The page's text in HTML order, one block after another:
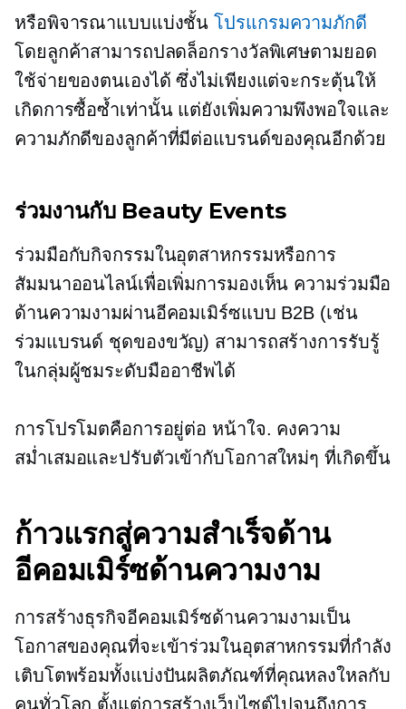
หรือพิจารณาแบบแบ่งชั้นโปรแกรมความภักดี
โดยลูกค้าสามารถปลดล็อกรางวัลพิเศษตามยอด
ใช้จ่ายของตนเองได้ ซึ่งไม่เพียงแต่จะกระตุ้นให้
เกิดการซื้อซ้ำเท่านั้น แต่ยังเพิ่มความพึงพอใจและ
ความภักดีของลูกค้าที่มีต่อแบรนด์ของคุณอีกด้วย
ร่วมงานกับ Beauty Events
ร่วมมือกับกิจกรรมในอุตสาหกรรมหรือการ
สัมมนาออนไลน์เพื่อเพิ่มการมองเห็น ความร่วมมือ
ด้านความงามผ่านอีคอมเมิร์ซแบบ B2B (เช่น
ร่วมแบรนด์ ชุดของขวัญ) สามารถสร้างการรับรู้
ในกลุ่มผู้ชมระดับมืออาชีพได้
การโปรโมตคือการอยู่ต่อ หน้าใจ. คงความ
สม่ำเสมอและปรับตัวเข้ากับโอกาสใหม่ๆ ที่เกิดขึ้น
ก้าวแรกสู่ความสำเร็จด้าน
อีคอมเมิร์ซด้านความงาม
การสร้างธุรกิจอีคอมเมิร์ซด้านความงามเป็น
โอกาสของคุณที่จะเข้าร่วมในอุตสาหกรรมที่กำลัง
เติบโตพร้อมทั้งแบ่งปันผลิตภัณฑ์ที่คุณหลงใหลกับ
คนทั่วโลก ตั้งแต่การสร้างเว็บไซต์ไปจนถึงการ